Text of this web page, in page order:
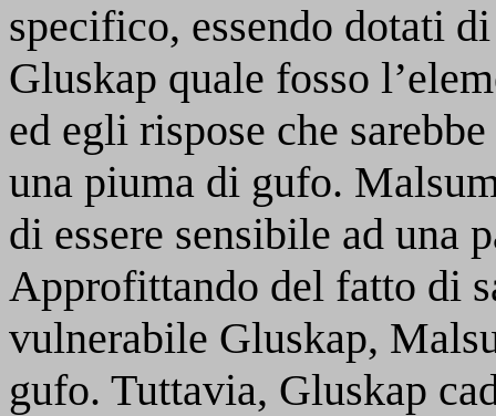
specifico, essendo dotati
Gluskap quale fosso
ed egli rispose che
una piuma di gufo.
di essere sensibile ad una
Approfittando del fatto di
vulnerabile Gluskap,
gufo. Tuttavia, Gluskap